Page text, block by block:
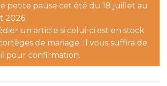
petite pause cet été du 18 juillet au
2026.
un article si celui-ci est en stock
de mariage. Il vous suffira de
pour confirmation.